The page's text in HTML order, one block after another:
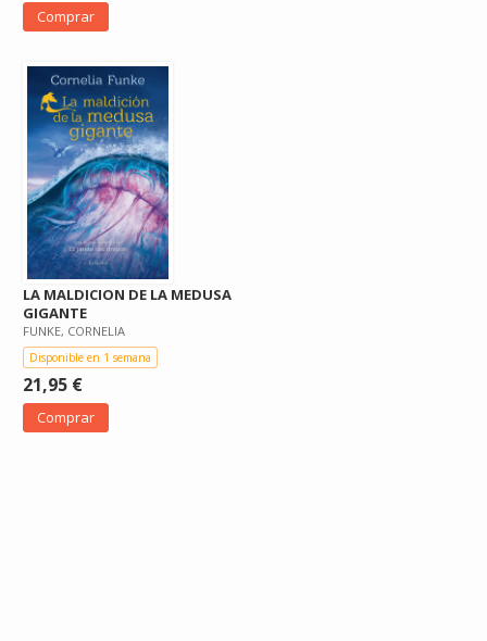
Comprar
LA MALDICION DE LA MEDUSA
GIGANTE
FUNKE, CORNELIA
Disponible en 1 semana
21,95 €
Comprar